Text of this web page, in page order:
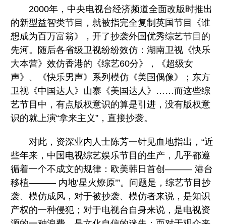
2000年，中央电视台经济频道全面改版时推出
的新型益智类节目，就被指完全复制英国节目《谁
想成为百万富翁》，开了抄袭外国优秀综艺节目的
先河。随后各省级卫视纷纷效仿：湖南卫视《快乐
大本营》效仿香港的《综艺60分》，《超级女
声》、《快乐男声》系列模仿《美国偶像》；东方
卫视《中国达人》山寨《美国达人》……而这些综
艺节目中，有点版权意识的算是引进，没有版权意
识的就上演“拿来主义”，直接抄袭。
对此，资深业内人士陈芳一针见血地指出，“近
些年来，中国电视综艺娱乐节目的生产，几乎都遵
循着一个不成文的规律：欧美韩日首创——— 港台
移植——— 内地‘星火燎原’”。问题是，综艺节目抄
袭、模仿成风，对于被抄袭、模仿者来说，是知识
产权的一种侵犯；对于电视台自身来说，是电视资